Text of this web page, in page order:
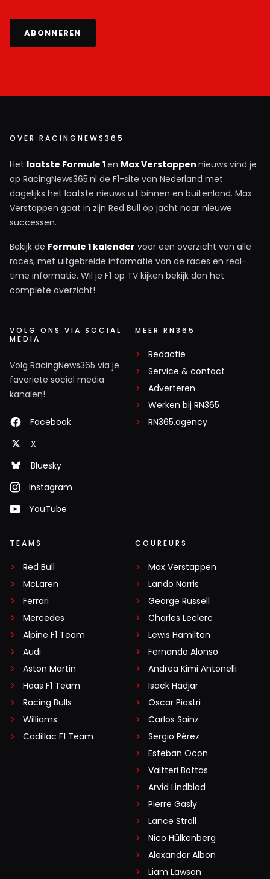
ABONNEREN
OVER RACINGNEWS365
Het laatste Formule 1en Max Verstappen nieuws vind je
op RacingNews365.nl de F1-site van Nederland met
dagelijks het laatste nieuws uit binnen en buitenland. Max
Verstappen gaat in zijn Red Bull op jacht naar nieuwe
successen.
Bekijk de Formule 1 kalender voor een overzicht van alle
races, met uitgebreide informatie van de races en real-
time informatie. Wil je F1 op TV kijken bekijk dan het
complete overzicht!
VOLG ONS VIA SOCIAL
MEDIA
Volg RacingNews365 via je
favoriete social media
kanalen!
Facebook
X
Bluesky
Instagram
YouTube
MEER RN365
Redactie
Service & contact
Adverteren
Werken bij RN365
RN365.agency
TEAMS
Red Bull
McLaren
Ferrari
Mercedes
Alpine F1 Team
Audi
Aston Martin
Haas F1 Team
Racing Bulls
Williams
Cadillac F1 Team
COUREURS
Max Verstappen
Lando Norris
George Russell
Charles Leclerc
Lewis Hamilton
Fernando Alonso
Andrea Kimi Antonelli
Isack Hadjar
Oscar Piastri
Carlos Sainz
Sergio Pérez
Esteban Ocon
Valtteri Bottas
Arvid Lindblad
Pierre Gasly
Lance Stroll
Nico Hülkenberg
Alexander Albon
Liam Lawson